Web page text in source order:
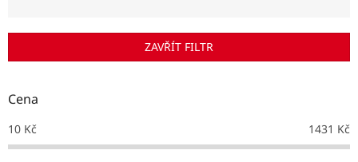
r
d
k
t
ZAVŘÍT FILTR
Cena
10 Kč 1431 Kč